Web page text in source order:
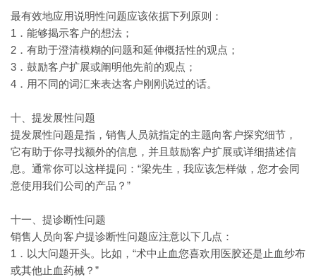
最有效地应用说明性问题应该依据下列原则：
1．能够揭示客户的想法；
2．有助于澄清模糊的问题和延伸概括性的观点；
3．鼓励客户扩展或阐明他先前的观点；
4．用不同的词汇来表达客户刚刚说过的话。
十、提发展性问题
提发展性问题是指，销售人员就指定的主题向客户探究细节，
它有助于你寻找额外的信息，并且鼓励客户扩展或详细描述信
息。通常你可以这样提问： “梁先生，我应该怎样做，您才会同
意使用我们公司的产品？”
十一、提诊断性问题
销售人员向客户提诊断性问题应注意以下几点：
1．以大问题开头。比如，“术中止血您喜欢用医胶还是止血纱布
或其他止血药械？”